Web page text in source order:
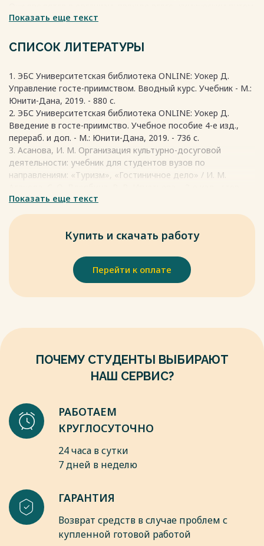
и оказывают влияние на организм. В случае обычного
играет роль в общем состоянии организма и регулировании
Показать еще текст
СПИСОК ЛИТЕРАТУРЫ
1. ЭБС Университетская библиотека ONLINE: Уокер Д.
Управление госте-приимством. Вводный курс. Учебник - М.:
Юнити-Дана, 2019. - 880 с.
2. ЭБС Университетская библиотека ONLINE: Уокер Д.
Введение в госте-приимство. Учебное пособие 4-е изд.,
перераб. и доп. - М.: Юнити-Дана, 2019. - 736 с.
3. Асанова, И. М. Организация культурно-досуговой
деятельности: учебник для студентов вузов по
направлениям: «Туризм», «Гостиничное дело» / И. М.
М.: Академия, 2020. - 192 с. - (Высшее профессиональное
образование).
4. Биржаков, М.Б. Введение в туризм [Текст] / М.Б.
Биржаков. - СПб.: Гер-да, 2019 - 320 с.
Москва, 2018 – 250 с.
6. Гавриков Н.А. «Лечение на курортах краснодарского
Черноморья». –Краснодар: Книжное изд-во, 2020 – 164 с.
7. Корнеев, Н. В. Технология гостиничного сервиса: учебник
2017. - 272 с.
Показать еще текст
Купить и скачать работу
Перейти к оплате
ПОЧЕМУ СТУДЕНТЫ ВЫБИРАЮТ
НАШ СЕРВИС?
РАБОТАЕМ
КРУГЛОСУТОЧНО
24 часа в сутки
7 дней в неделю
ГАРАНТИЯ
Возврат средств в случае проблем с
купленной готовой работой